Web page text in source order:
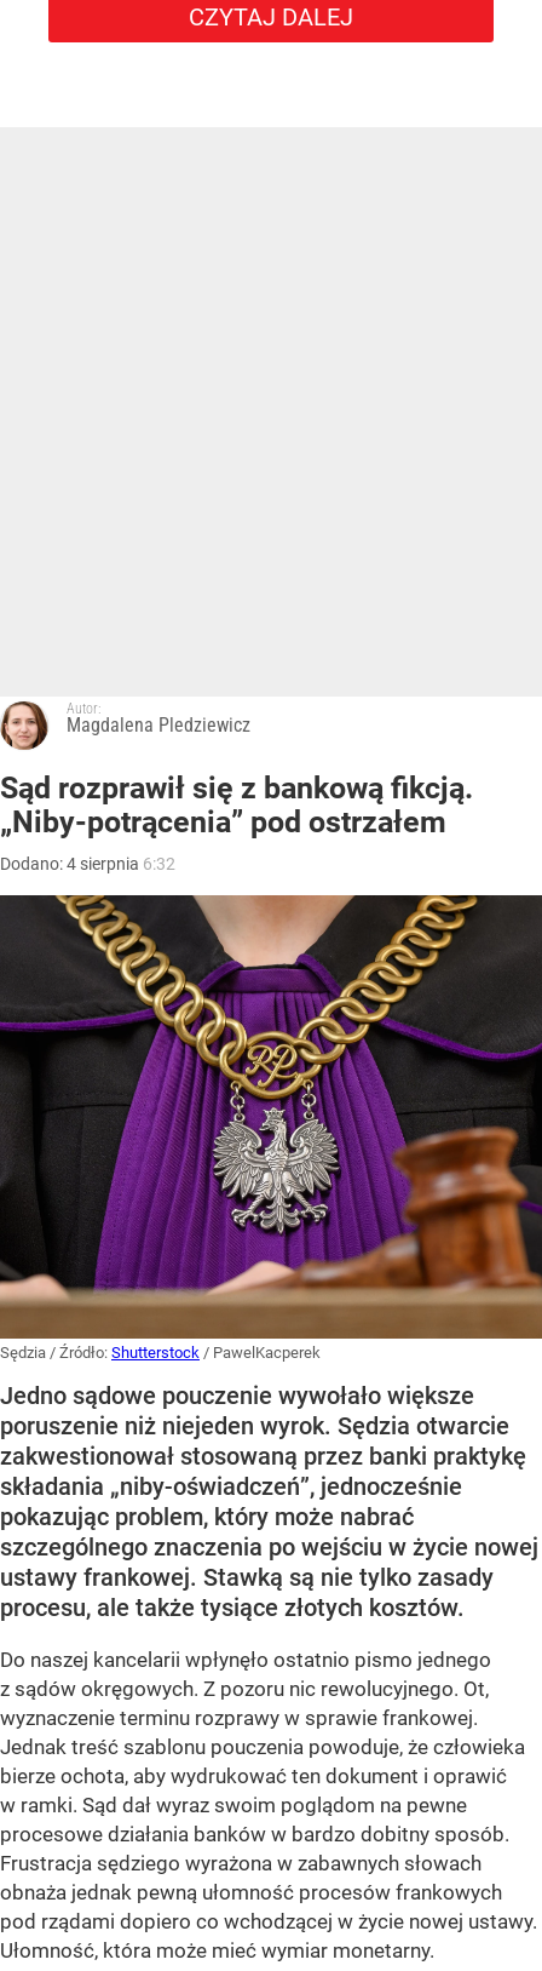
CZYTAJ DALEJ
Autor:
Magdalena Pledziewicz
Sąd rozprawił się z bankową fikcją.
„Niby-potrącenia” pod ostrzałem
Dodano:4 sierpnia 6:32
Sędzia / Źródło: Shutterstock / PawelKacperek
Jedno sądowe pouczenie wywołało większe
poruszenie niż niejeden wyrok. Sędzia otwarcie
zakwestionował stosowaną przez banki praktykę
składania „niby-oświadczeń”, jednocześnie
pokazując problem, który może nabrać
szczególnego znaczenia po wejściu w życie nowej
ustawy frankowej. Stawką są nie tylko zasady
procesu, ale także tysiące złotych kosztów.
Do naszej kancelarii wpłynęło ostatnio pismo jednego
z sądów okręgowych. Z pozoru nic rewolucyjnego. Ot,
wyznaczenie terminu rozprawy w sprawie frankowej.
Jednak treść szablonu pouczenia powoduje, że człowieka
bierze ochota, aby wydrukować ten dokument i oprawić
w ramki. Sąd dał wyraz swoim poglądom na pewne
procesowe działania banków w bardzo dobitny sposób.
Frustracja sędziego wyrażona w zabawnych słowach
obnaża jednak pewną ułomność procesów frankowych
pod rządami dopiero co wchodzącej w życie nowej ustawy.
Ułomność, która może mieć wymiar monetarny.